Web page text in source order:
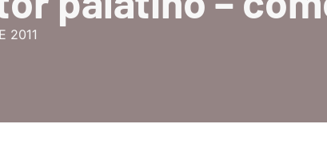
2011